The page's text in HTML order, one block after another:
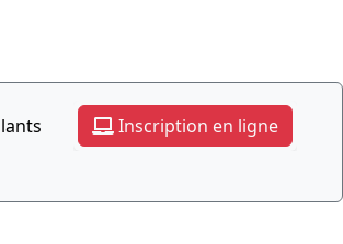
Inscription en ligne